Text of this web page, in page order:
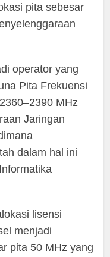
pita sebesar
operator yang
Pita Frekuensi
MHz
Jaringan
dalam hal ini
lisensi
menjadi
pita 50 MHz yang